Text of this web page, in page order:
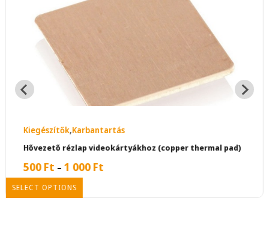
SELECT OPTIONS
Kiegészítők,Karbantartás
Hővezető rézlap videokártyákhoz (copper thermal pad)
500Ft – 1 000Ft